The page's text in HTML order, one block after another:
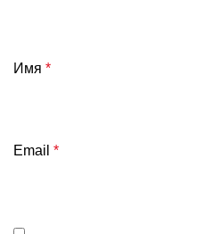
Имя *
Email *